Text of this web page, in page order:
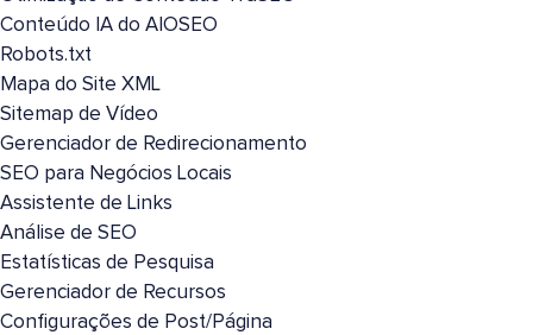
Conteúdo IA do AIOSEO
Robots.txt
Mapa do Site XML
Sitemap de Vídeo
Gerenciador de Redirecionamento
SEO para Negócios Locais
Assistente de Links
Análise de SEO
Estatísticas de Pesquisa
Gerenciador de Recursos
Configurações de Post/Página